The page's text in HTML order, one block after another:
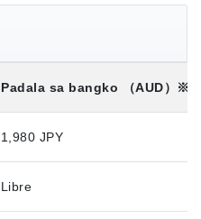
Padala sa bangko （AUD）※
1,980 JPY
Libre